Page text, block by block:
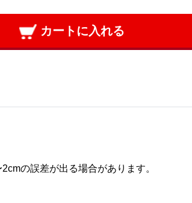
カートに入れる
の誤差が出る場合があります。